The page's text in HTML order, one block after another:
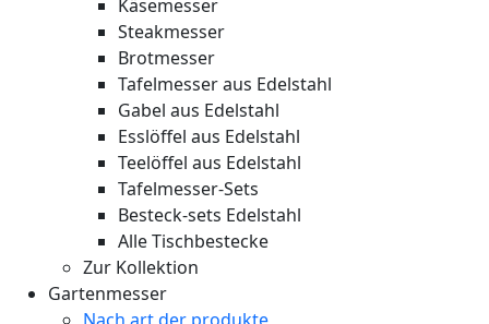
Käsemesser
Steakmesser
Brotmesser
Tafelmesser aus Edelstahl
Gabel aus Edelstahl
Esslöffel aus Edelstahl
Teelöffel aus Edelstahl
Tafelmesser-Sets
Besteck-sets Edelstahl
Alle Tischbestecke
Zur Kollektion
Gartenmesser